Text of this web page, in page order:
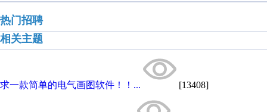
热门招聘
相关主题
求一款简单的电气画图软件！！... [13408]